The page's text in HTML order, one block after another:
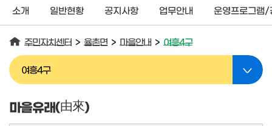
소개 일반현황 공지사항 업무안내 운영프로그램/
주민자치센터 > 율촌면 > 마을안내 > 여흥4구
여흥4구
마을유래(由來)